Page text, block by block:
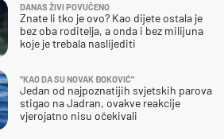
DANAS ŽIVI POVUČENO
Znate li tko je ovo? Kao dijete ostala je
bez oba roditelja, a onda i bez milijuna
koje je trebala naslijediti
"KAO DA SU NOVAK ĐOKOVIĆ"
Jedan od najpoznatijih svjetskih parova
stigao na Jadran, ovakve reakcije
vjerojatno nisu očekivali